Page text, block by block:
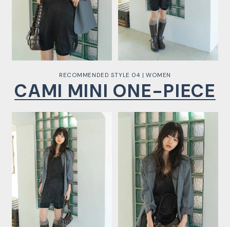
RECOMMENDED STYLE 04 | WOMEN
CAMI MINI ONE-PIECE